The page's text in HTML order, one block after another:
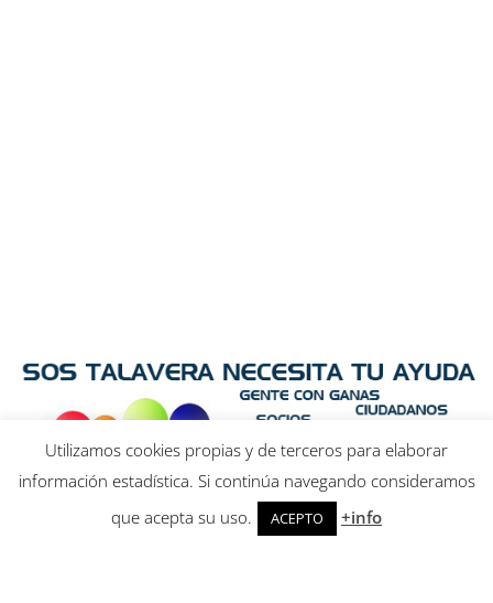
Utilizamos cookies propias y de terceros para elaborar
información estadística. Si continúa navegando consideramos
que acepta su uso.
ACEPTO +info